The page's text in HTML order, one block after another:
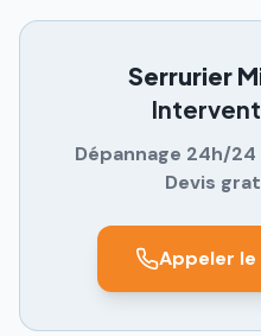
Serrurier
Dépannage 24h/24
Devis
Appeler le